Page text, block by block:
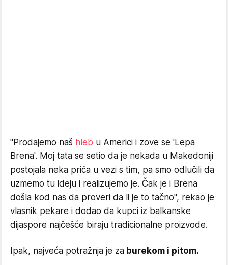
"Prodajemo naš hleb u Americi i zove se 'Lepa
Brena'. Moj tata se setio da je nekada u Makedoniji
postojala neka priča u vezi s tim, pa smo odlučili da
uzmemo tu ideju i realizujemo je. Čak je i Brena
došla kod nas da proveri da li je to tačno", rekao je
vlasnik pekare i dodao da kupci iz balkanske
dijaspore najčešće biraju tradicionalne proizvode.
Ipak, najveća potražnja je za burekom i pitom.